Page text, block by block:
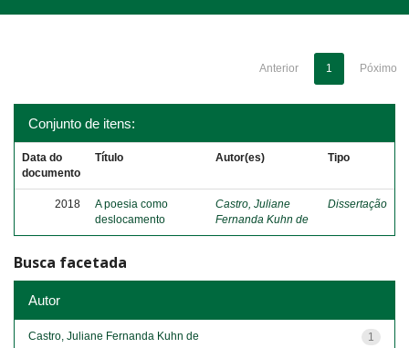
Anterior 1 Póximo
Conjunto de itens:
Data do
documento
Título Autor(es) Tipo
2018
A poesia como
deslocamento
Castro, Juliane
Fernanda Kuhn de
Dissertação
Busca facetada
Autor
1
Castro, Juliane Fernanda Kuhn de